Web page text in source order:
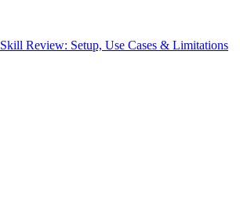
Review: Setup, Use Cases & Limitations